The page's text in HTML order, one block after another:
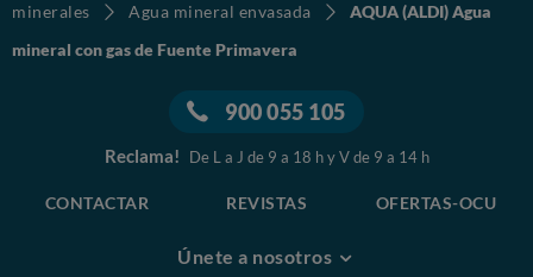
minerales
Agua mineral envasada
AQUA (ALDI) Agua
mineral con gas de Fuente Primavera
900 055 105
Reclama! De L a J de 9 a 18 h y V de 9 a 14 h
CONTACTAR REVISTAS OFERTAS-OCU
Únete a nosotros